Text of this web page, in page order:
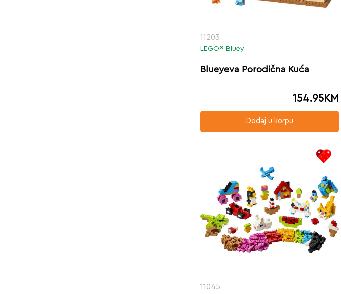
11203
LEGO® Bluey
Blueyeva Porodična Kuća
154.95KM
Dodaj u korpu
11045